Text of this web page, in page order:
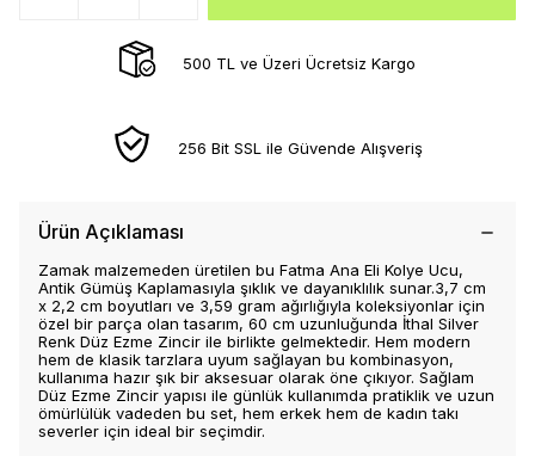
500 TL ve Üzeri Ücretsiz Kargo
256 Bit SSL ile Güvende Alışveriş
Ürün Açıklaması
Zamak malzemeden üretilen bu Fatma Ana Eli Kolye Ucu,
Antik Gümüş Kaplamasıyla şıklık ve dayanıklılık sunar.3,7 cm
x 2,2 cm boyutları ve 3,59 gram ağırlığıyla koleksiyonlar için
özel bir parça olan tasarım, 60 cm uzunluğunda İthal Silver
Renk Düz Ezme Zincir ile birlikte gelmektedir. Hem modern
hem de klasik tarzlara uyum sağlayan bu kombinasyon,
kullanıma hazır şık bir aksesuar olarak öne çıkıyor. Sağlam
Düz Ezme Zincir yapısı ile günlük kullanımda pratiklik ve uzun
ömürlülük vadeden bu set, hem erkek hem de kadın takı
severler için ideal bir seçimdir.